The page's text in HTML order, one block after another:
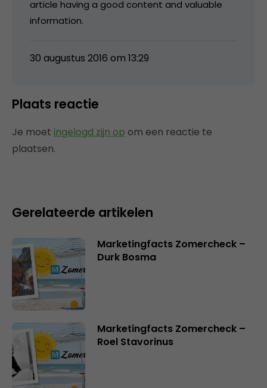
article having a good content and valuable
information.
30 augustus 2016 om 13:29
Plaats reactie
Je moet ingelogd zijn op om een reactie te
plaatsen.
Gerelateerde artikelen
Marketingfacts Zomercheck –
Durk Bosma
Marketingfacts Zomercheck –
Roel Stavorinus